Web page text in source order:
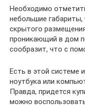
Необходимо
небольшие габариты,
скрытого
проникающий в дом
сообразит, что с
Есть в этой системе
ноутбука или
Правда, придется
можно